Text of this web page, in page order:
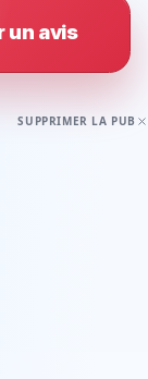
un avis
SUPPRIMER LA PUB